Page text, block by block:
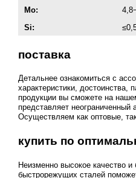
Mo:
Si:
поставка
Детальнее ознакомиться с
характеристики, достоинства,
продукции вы сможете на
представляет неограниченный
Осуществляем как оптовые,
купить по
Неизменно высокое качество
быстрорежущих сталей